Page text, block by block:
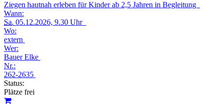
Ziegen hautnah erleben für Kinder ab 2,5 Jahren in Begleitung
Wann:
Sa. 05.12.2026, 9.30 Uhr
Wo:
extern
Wer:
Bauer Elke
Nr.:
262-2635
Status:
Plätze frei